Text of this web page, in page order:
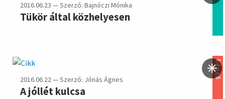
2016.06.23 — Szerző: Bajnóczi Mónika
Tükör által közhelyesen
képző
2016.06.22 — Szerző: Jónás Ágnes
A jóllét kulcsa